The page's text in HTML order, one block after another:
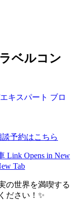
ベルコン
エキスパート ブロ
予約はこちら
Link Opens in New
Tab
の世界を満喫する
ださい！✨